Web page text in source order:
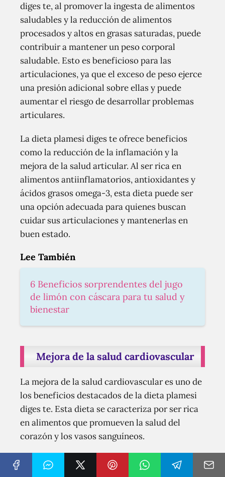
diges te, al promover la ingesta de alimentos
saludables y la reducción de alimentos
procesados y altos en grasas saturadas, puede
contribuir a mantener un peso corporal
saludable. Esto es beneficioso para las
articulaciones, ya que el exceso de peso ejerce
una presión adicional sobre ellas y puede
aumentar el riesgo de desarrollar problemas
articulares.
La dieta plamesi diges te ofrece beneficios
como la reducción de la inflamación y la
mejora de la salud articular. Al ser rica en
alimentos antiinflamatorios, antioxidantes y
ácidos grasos omega-3, esta dieta puede ser
una opción adecuada para quienes buscan
cuidar sus articulaciones y mantenerlas en
buen estado.
Lee También
6 Beneficios sorprendentes del jugo
de limón con cáscara para tu salud y
bienestar
Mejora de la salud cardiovascular
La mejora de la salud cardiovascular es uno de
los beneficios destacados de la dieta plamesi
diges te. Esta dieta se caracteriza por ser rica
en alimentos que promueven la salud del
corazón y los vasos sanguíneos.
Cuando seguimos una dieta plamesi diges te,
estamos consumiendo alimentos que son bajos